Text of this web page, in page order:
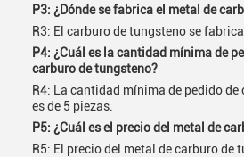
P3: ¿Dónde se fabrica el metal de
R3: El carburo de tungsteno se fabrica
P4: ¿Cuál es la cantidad mínima de
carburo de tungsteno?
R4: La cantidad mínima de pedido
es de 5 piezas.
P5: ¿Cuál es el precio del metal de
R5: El precio del metal de carburo de